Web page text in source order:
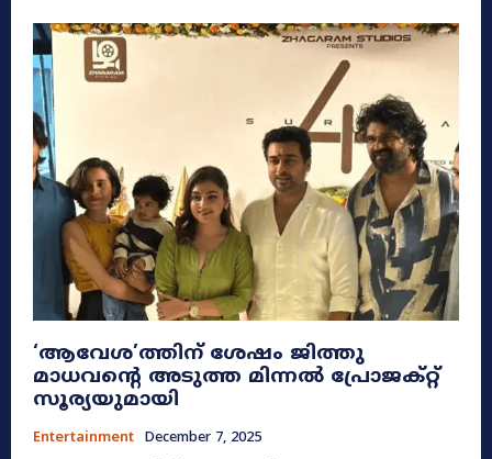
‘ആവേശ’ത്തിന് ശേഷം ജിത്തു
മാധവൻ്റെ അടുത്ത മിന്നൽ പ്രോജക്റ്റ്
സൂര്യയുമായി
Entertainment December 7, 2025